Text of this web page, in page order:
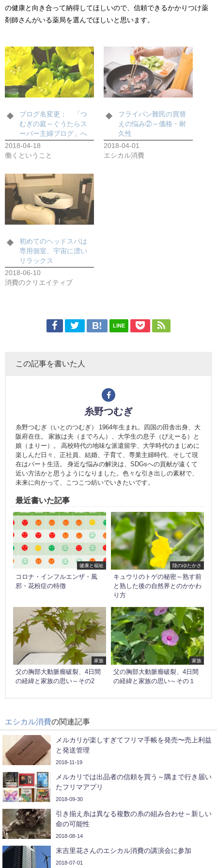
の健康と向き合って納得してほしいので、信頼できるかかりつけ薬
剤師さんがいる薬局を選んでほしいと思います。
ブログ名変更： 「つ
むぎの庭～ぐうたらス
ーパー主婦ブログ」へ
2018-04-18
働くということ
フライパン難民の買替
えの悩み②～価格・耐
久性
2018-04-01
エシカル消費
初めてのヘッドスパは
専用個室、宇宙に漂い
リラックス
2018-06-10
消費のクリエイティブ
LINE
この記事を書いた人
糸野つむぎ
糸野つむぎ（いとのつむぎ） 1964年生まれ。四国の田舎出身、大
阪府在住。 家族は夫（までろん）、大学生の息子（ぴえーる）と
娘（まりー）。 高校時代の地味な派遣留学、大学時代のまじめに
楽しんだ日々、正社員、結婚、子育て、専業主婦時代、そして現
在はパート生活。 身近な悩みの解決は、SDGsへの貢献が遠くて
近い方法かと思うようになりました。色々な引き出しの素材で、
未来に向かって、こつこつ紡いでいきたいです。
最近書いた記事
健康と福祉
コロナ・インフルエンザ・風
邪・花粉症の特徴
陸のゆたかさ
キュウリのトゲの秘密～熟す前
と熟した後の自然界とのかかわ
り方
家族
父の胸部大動脈瘤破裂、4日間
の経緯と家族の思い～その2
家族
父の胸部大動脈瘤破裂、4日間
の経緯と家族の思い～その１
エシカル消費の関連記事
メルカリが楽しすぎてフリマ手帳を発売〜売上利益
と発送管理
2018-11-19
メルカリでは出品者の信頼を買う～隅まで行き届い
たフリマアプリ
2018-09-30
引き揃え糸は異なる複数の糸の組み合わせ～新しい
命の可能性
2018-08-14
末吉里花さんのエシカル消費の講演会に参加
2018-07-01